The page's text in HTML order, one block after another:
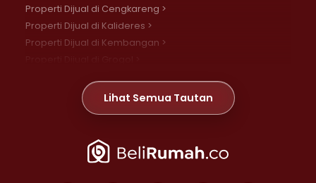
Properti Dijual di Cengkareng >
Properti Dijual di Kalideres >
Properti Dijual di Kembangan >
Properti Dijual di Meruya >
Properti Dijual di Jelambar >
Properti Dijual di Jakarta Pusat >
Lihat Semua Tautan